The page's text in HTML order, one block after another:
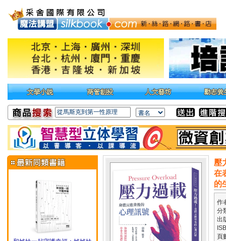
壓
在
的
作
分
出
頁